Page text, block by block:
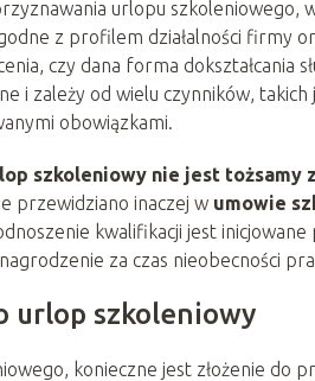
urlopu szkoleniowego,
z profilem działalności firmy
czy dana forma dokształcania
i zależy od wielu czynników,
obowiązkami.
szkoleniowy nie jest tożsamy
przewidziano inaczej w umowie
kwalifikacji jest
za czas nieobecności
urlop szkoleniowy
konieczne jest złożenie do